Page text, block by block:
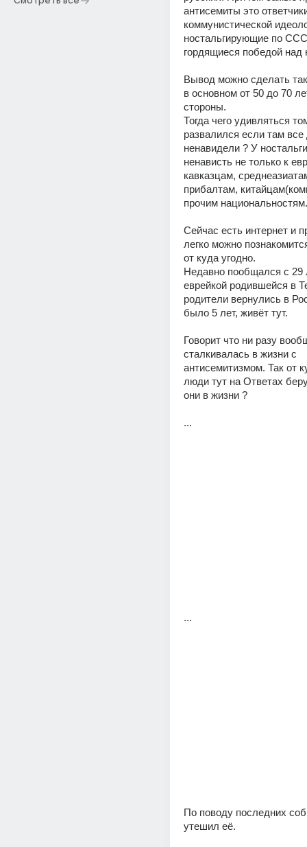
антисемиты это
коммунистической
ностальгирующие по
гордящиеся победой над
Вывод можно сделать
в основном от 50 до 70
стороны.
Тогда чего удивляться
развалился если там все
ненавидели ? У
ненависть не только к
кавказцам,
прибалтам,
прочим национальностям.
Сейчас есть интернет и
легко можно
от куда угодно.
Недавно пообщался с 29
еврейкой родившейся в
родители вернулись в
было 5 лет, живёт тут.
Говорит что ни разу
сталкивалась в жизни с
антисемитизмом. Так от
люди тут на Ответах
они в жизни ?
...
...
По поводу последних
утешил её.